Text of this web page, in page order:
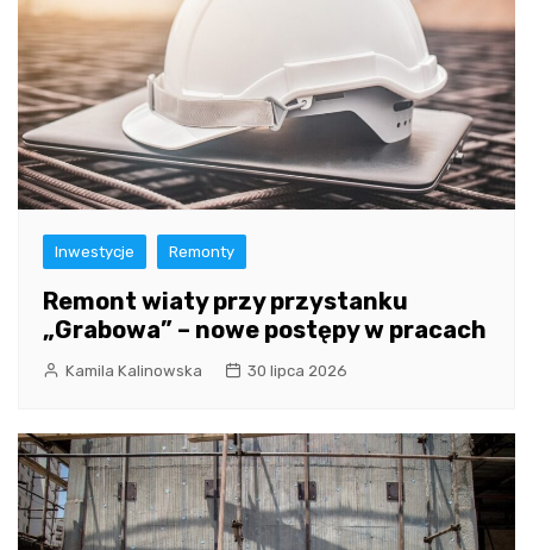
Inwestycje Remonty
Remont wiaty przy przystanku
„Grabowa” – nowe postępy w pracach
Kamila Kalinowska 30 lipca 2026